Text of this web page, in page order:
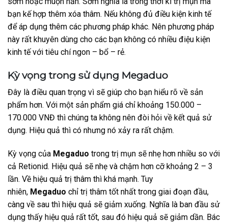
bạn kế hợp thêm xóa thâm. Nếu không đủ điều kiện kinh tế
để áp dụng thêm các phương pháp khác. Nên phương pháp
này rất khuyên dùng cho các bạn không có nhiều điệu kiện
kinh tế với tiêu chí ngon – bổ – rẻ.
Kỳ vọng trong sử dụng Megaduo
Đây là điều quan trọng vì sẽ giúp cho bạn hiểu rõ về sản
phẩm hơn. Với một sản phẩm giá chỉ khoảng 150.000 –
170.000 VNĐ thì chúng ta không nên đòi hỏi về kết quả sử
dụng. Hiệu quả thì có nhưng nó xảy ra rất chậm.
Kỳ vọng của Megaduo trong trị mụn sẽ nhẹ hơn nhiều so với
cả Retionid. Hiệu quả sẽ nhẹ và chậm hơn cỡ khoảng 2 – 3
lần. Về hiệu quả trị thâm thì khá mạnh. Tuy
nhiên, Megaduo chỉ trị thâm tốt nhất trong giai đoạn đầu,
càng về sau thì hiệu quả sẽ giảm xuống. Nghĩa là ban đầu sử
dụng thấy hiệu quả rất tốt, sau đó hiệu quả sẽ giảm dần. Bác